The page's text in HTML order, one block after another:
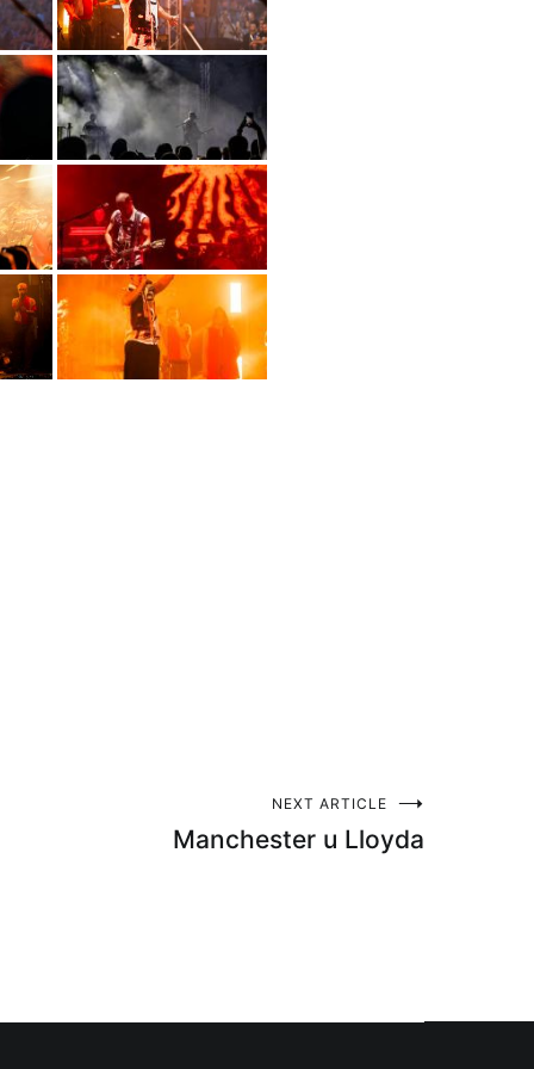
NEXT ARTICLE
Manchester u Lloyda